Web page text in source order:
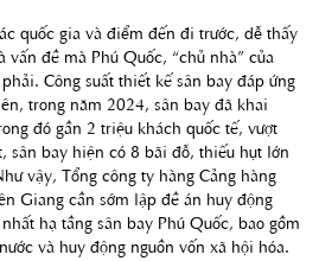
quốc gia và điểm đến đi trước, dễ thấy
vấn đề mà Phú Quốc, “chủ nhà” của
Công suất thiết kế sân bay đáp ứng
trong năm 2024, sân bay đã khai
đó gần 2 triệu khách quốc tế, vượt
sân bay hiện có 8 bãi đỗ, thiếu hụt lớn
vậy, Tổng công ty hàng Cảng hàng
Giang cần sớm lập đề án huy động
hạ tầng sân bay Phú Quốc, bao gồm
và huy động nguồn vốn xã hội hóa.